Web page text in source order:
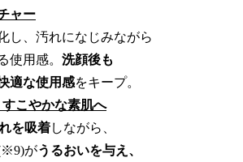
ャー
し、汚れになじみながら
使用感。 洗顔後も
適な使用感をキープ。
こやかな素肌へ
を吸着しながら、
がうるおいを与え、